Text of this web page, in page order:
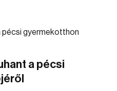
a pécsi